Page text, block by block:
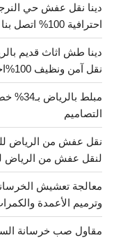
احترافية 100% اتصل بنا
دينا طش اثاث قديم
نقل آمن ونظيف 100%احجز الان
مبلط
التصاميم
لنقل عفش من الرياض
معالجة تعشيش
وترميم الأعمدة